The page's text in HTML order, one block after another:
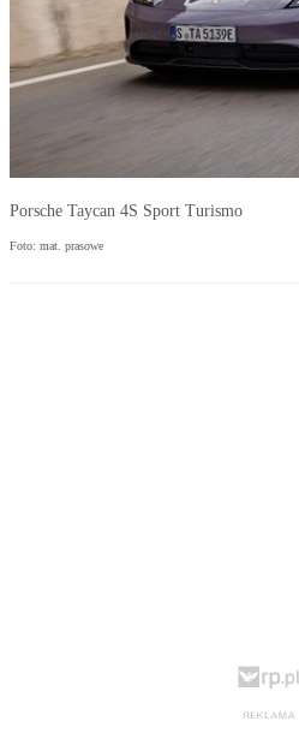
Porsche Taycan 4S Sport Turismo
Foto: mat. prasowe